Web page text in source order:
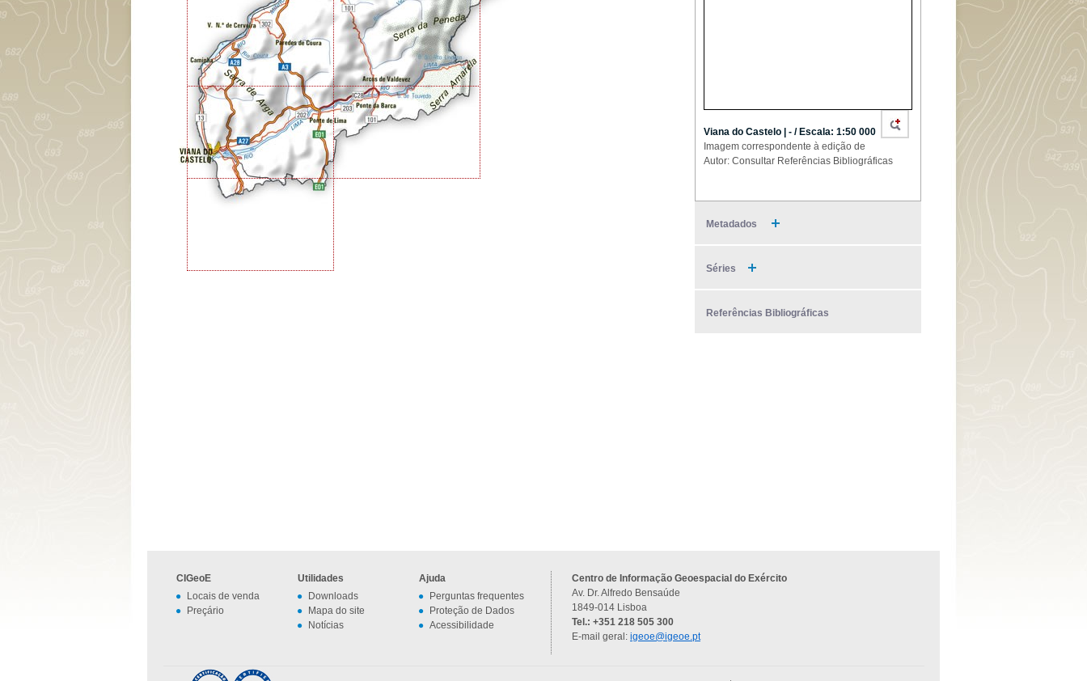
Viana do Castelo | - / Escala: 1:50 000
Imagem correspondente à edição de
Autor: Consultar Referências Bibliográficas
Metadados
Séries
Referências Bibliográficas
CIGeoE
Locais de venda
Preçário
Utilidades
Downloads
Mapa do site
Notícias
Ajuda
Perguntas frequentes
Proteção de Dados
Acessibilidade
Centro de Informação Geoespacial do Exército
Av. Dr. Alfredo Bensaúde
1849-014 Lisboa
Tel.: +351 218 505 300
E-mail geral: igeoe@igeoe.pt